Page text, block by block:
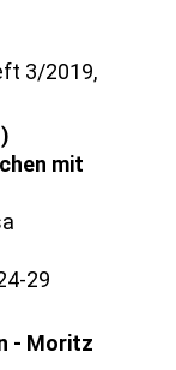
3/2019,
mit
29
- Moritz